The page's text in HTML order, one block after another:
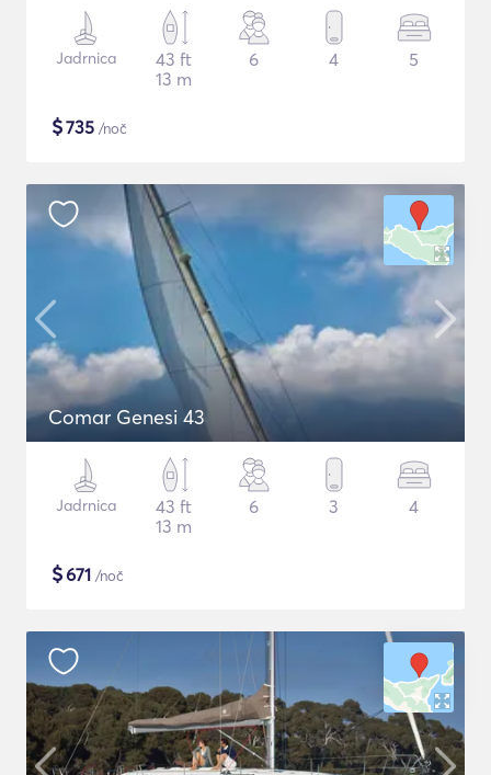
Jadrnica
43 ft
13 m
6 4 5
$735 /noč
Comar Genesi 43
Jadrnica
43 ft
13 m
6 3 4
$671 /noč